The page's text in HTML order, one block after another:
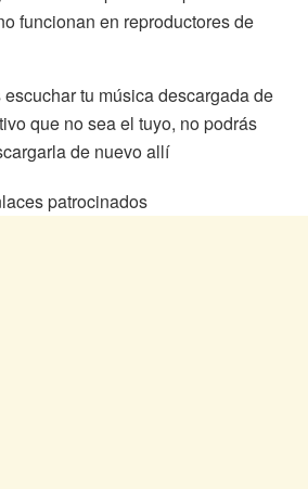
funcionan en reproductores de
tu música descargada de
que no sea el tuyo, no podrás
de nuevo allí
patrocinados